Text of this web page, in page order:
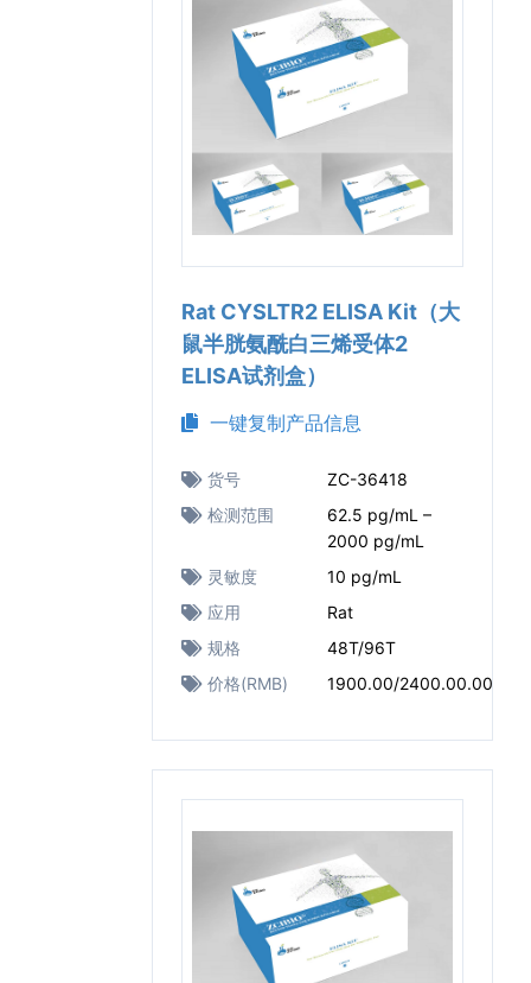
Rat CYSLTR2 ELISA Kit（大
鼠半胱氨酰白三烯受体2
ELISA试剂盒）
一键复制产品信息
货号
ZC-36418
检测范围
62.5 pg/mL –
2000 pg/mL
灵敏度
10 pg/mL
应用
Rat
规格
48T/96T
价格(RMB)
1900.00/2400.00.00